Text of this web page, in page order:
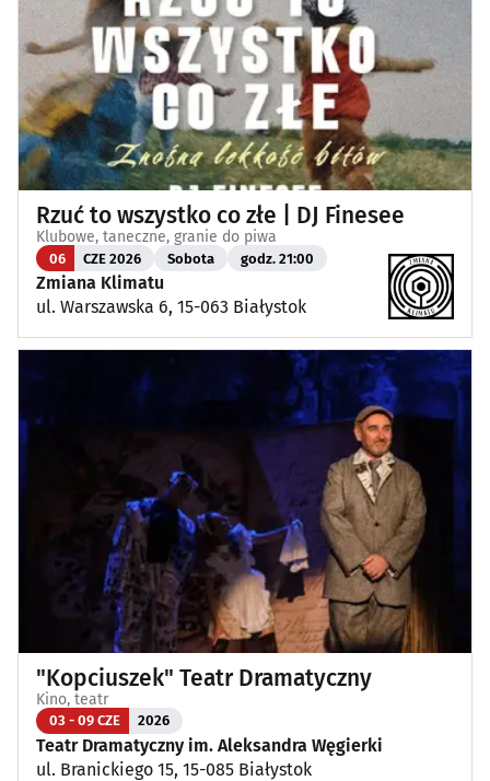
Rzuć to wszystko co złe | DJ Finesee
Klubowe, taneczne, granie do piwa
06 CZE 2026 Sobota godz. 21:00
Zmiana Klimatu
ul. Warszawska 6, 15-063 Białystok
"Kopciuszek" Teatr Dramatyczny
Kino, teatr
03 - 09 CZE 2026
Teatr Dramatyczny im. Aleksandra Węgierki
ul. Branickiego 15, 15-085 Białystok